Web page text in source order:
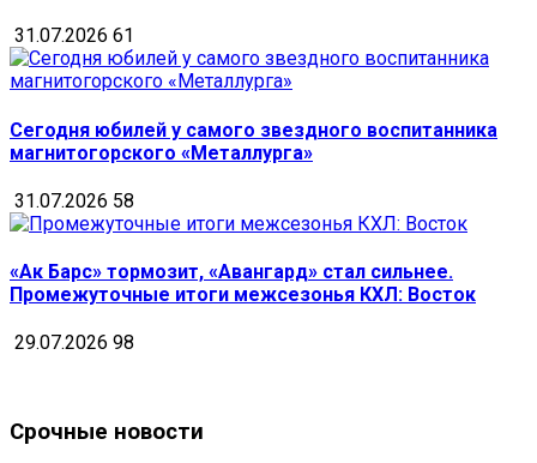
31.07.2026 61
Сегодня юбилей у самого звездного воспитанника
магнитогорского «Металлурга»
31.07.2026 58
«Ак Барс» тормозит, «Авангард» стал сильнее.
Промежуточные итоги межсезонья КХЛ: Восток
29.07.2026 98
Срочные новости